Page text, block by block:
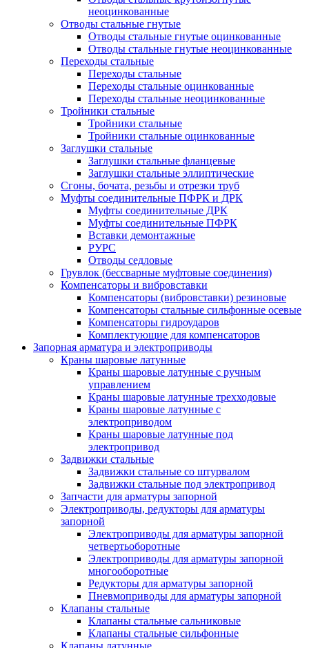
неоцинкованные
Отводы стальные гнутые
Отводы стальные гнутые оцинкованные
Отводы стальные гнутые неоцинкованные
Переходы стальные
Переходы стальные
Переходы стальные оцинкованные
Переходы стальные неоцинкованные
Тройники стальные
Тройники стальные
Тройники стальные оцинкованные
Заглушки стальные
Заглушки стальные фланцевые
Заглушки стальные эллиптические
Сгоны, бочата, резьбы и отрезки труб
Муфты соединительные ПФРК и ДРК
Муфты соединительные ДРК
Муфты соединительные ПФРК
Вставки демонтажные
РУРС
Отводы седловые
Грувлок (бессварные муфтовые соединения)
Компенсаторы и вибровставки
Компенсаторы (вибровставки) резиновые
Компенсаторы стальные сильфонные осевые
Компенсаторы гидроударов
Комплектующие для компенсаторов
Запорная арматура и электроприводы
Краны шаровые латунные
Краны шаровые латунные с ручным
управлением
Краны шаровые латунные трехходовые
Краны шаровые латунные с
электроприводом
Краны шаровые латунные под
электропривод
Задвижки стальные
Задвижки стальные со штурвалом
Задвижки стальные под электропривод
Запчасти для арматуры запорной
Электроприводы, редукторы для арматуры
запорной
Электроприводы для арматуры запорной
четвертьоборотные
Электроприводы для арматуры запорной
многооборотные
Редукторы для арматуры запорной
Пневмоприводы для арматуры запорной
Клапаны стальные
Клапаны стальные сальниковые
Клапаны стальные сильфонные
Клапаны латунные